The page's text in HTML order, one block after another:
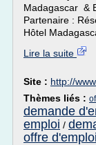
Madagascar &
Partenaire :
Hôtel
Lire la suite
Site : http://
Thèmes liés :
demande
emploi /
offre d'emploi